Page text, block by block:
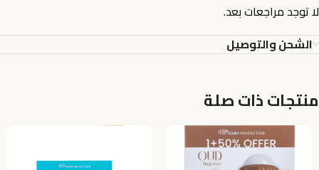
لا توجد مراجعات بعد.
الشحن والتوصيل
منتجات ذات صلة